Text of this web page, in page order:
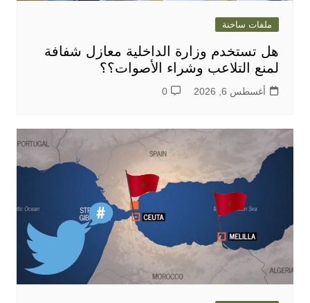
ملفات ساخنة
هل تستخدم وزارة الداخلية معازل شفافة
لمنع التلاعب وشراء الأصوات؟؟
أغسطس 6, 2026 0